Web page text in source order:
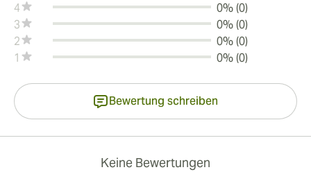
4
0% (0)
3
0% (0)
2
0% (0)
1
0% (0)
Bewertung schreiben
Keine Bewertungen